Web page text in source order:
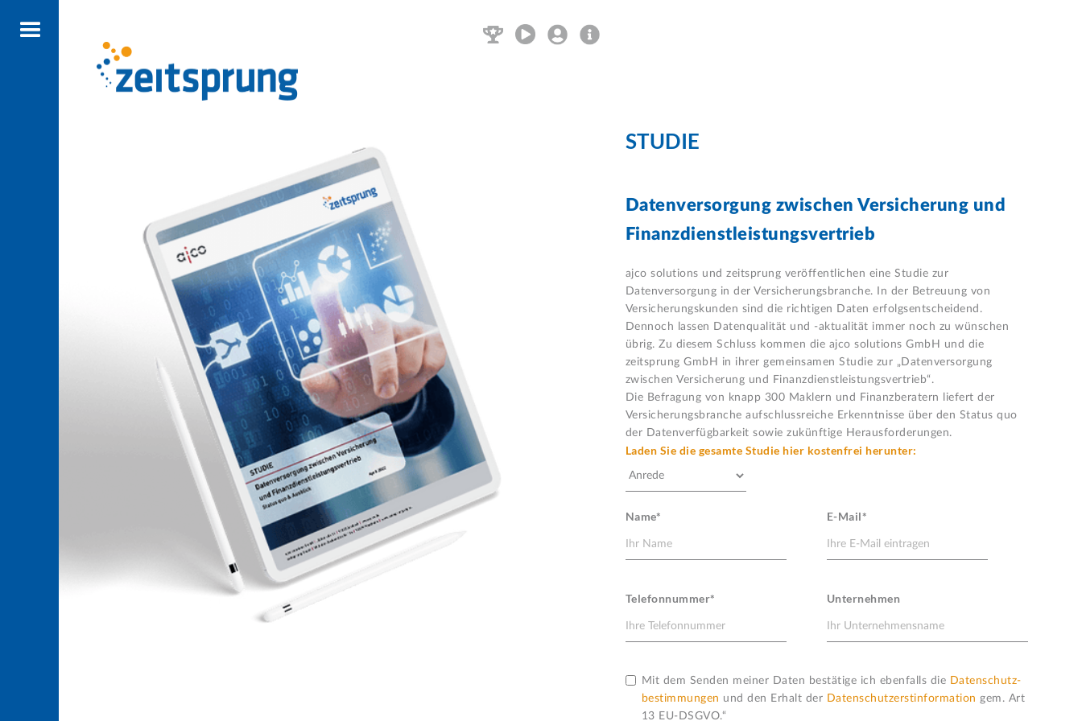
STUDIE
Daten­versorgung zwischen Versicherung und
Finanz­dienst­leistungs­vertrieb
ajco solutions und zeitsprung veröffentlichen eine Studie zur
Datenversorgung in der Versicherungsbranche. In der Betreuung von
Versicherungskunden sind die richtigen Daten erfolgsentscheidend.
Dennoch lassen Datenqualität und -aktualität immer noch zu wünschen
übrig. Zu diesem Schluss kommen die ajco solutions GmbH und die
zeitsprung GmbH in ihrer gemeinsamen Studie zur „Datenversorgung
zwischen Versicherung und Finanzdienstleistungsvertrieb“.
Die Befragung von knapp 300 Maklern und Finanzberatern liefert der
Versicherungsbranche aufschlussreiche Erkenntnisse über den Status quo
der Datenverfügbarkeit sowie zukünftige Herausforderungen.
Laden Sie die gesamte Studie hier kostenfrei herunter:
Name* E-Mail*
Telefonnummer* Unternehmen
Mit dem Senden meiner Daten bestätige ich ebenfalls die Daten­schutz­
bestimmungen und den Erhalt der Daten­schutz­erstinformation gem. Art
13 EU-DSGVO.“